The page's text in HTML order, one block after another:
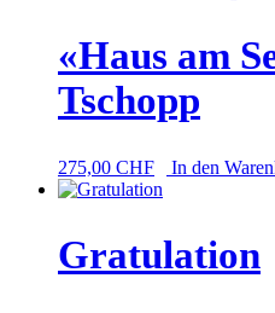
«Haus am
Tschopp
275,00 CHF In den
Gratulation